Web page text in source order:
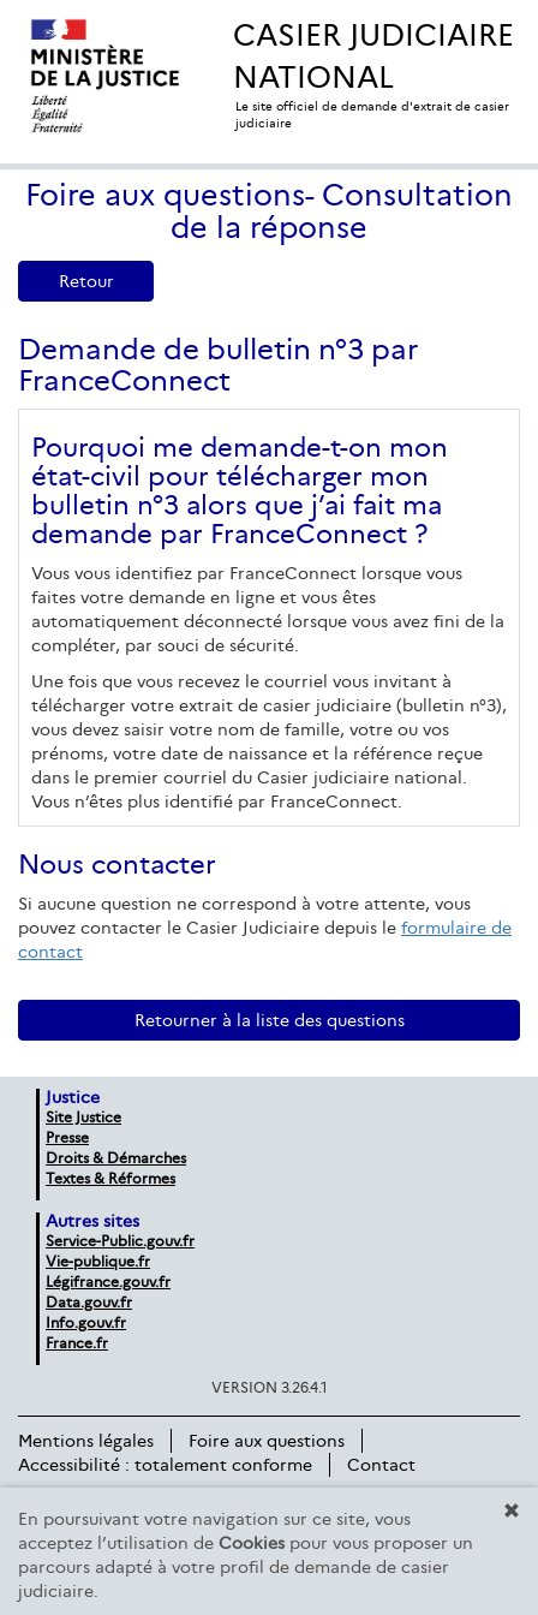
En poursuivant votre navigation sur ce site, vous
acceptez l’utilisation de Cookies pour vous proposer un
parcours adapté à votre profil de demande de casier
judiciaire.
CASIER JUDICIAIRE
NATIONAL
Le site officiel de demande d'extrait de casier
judiciaire
Foire aux questions- Consultation
de la réponse
Retour
Demande de bulletin n°3 par
FranceConnect
Pourquoi me demande-t-on mon
état-civil pour télécharger mon
bulletin n°3 alors que j’ai fait ma
demande par FranceConnect ?
Vous vous identifiez par FranceConnect lorsque vous
faites votre demande en ligne et vous êtes
automatiquement déconnecté lorsque vous avez fini de la
compléter, par souci de sécurité.
Une fois que vous recevez le courriel vous invitant à
télécharger votre extrait de casier judiciaire (bulletin n°3),
vous devez saisir votre nom de famille, votre ou vos
prénoms, votre date de naissance et la référence reçue
dans le premier courriel du Casier judiciaire national.
Vous n’êtes plus identifié par FranceConnect.
Nous contacter
Si aucune question ne correspond à votre attente, vous
pouvez contacter le Casier Judiciaire depuis le formulaire de
contact
Retourner à la liste des questions
Justice
Site Justice
Presse
Droits & Démarches
Textes & Réformes
Autres sites
Service-Public.gouv.fr
Vie-publique.fr
Légifrance.gouv.fr
Data.gouv.fr
Info.gouv.fr
France.fr
VERSION 3.26.4.1
Mentions légales
Foire aux questions
Accessibilité : totalement conforme
Contact